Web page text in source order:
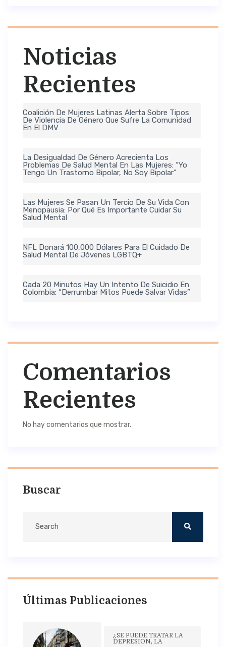
Noticias
Recientes
Coalición De Mujeres Latinas Alerta Sobre Tipos
De Violencia De Género Que Sufre La Comunidad
En El DMV
La Desigualdad De Género Acrecienta Los
Problemas De Salud Mental En Las Mujeres: “Yo
Tengo Un Trastorno Bipolar, No Soy Bipolar”
Las Mujeres Se Pasan Un Tercio De Su Vida Con
Menopausia: Por Qué Es Importante Cuidar Su
Salud Mental
NFL Donará 100,000 Dólares Para El Cuidado De
Salud Mental De Jóvenes LGBTQ+
Cada 20 Minutos Hay Un Intento De Suicidio En
Colombia: “Derrumbar Mitos Puede Salvar Vidas”
Comentarios
Recientes
No hay comentarios que mostrar.
Buscar
Últimas Publicaciones
¿SE PUEDE TRATAR LA
DEPRESIÓN, LA